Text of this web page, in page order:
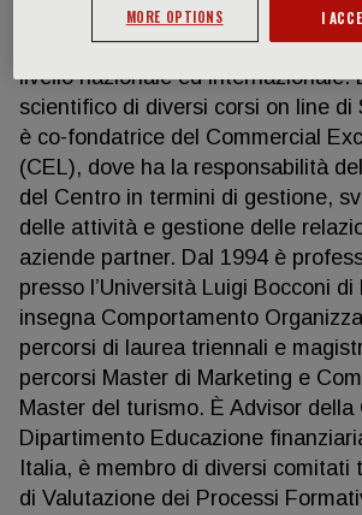
of Management e Direttore
custom riservati a executive di
livello nazionale ed internazionale.
scientifico di diversi corsi on line di
è co-fondatrice del Commercial
(CEL), dove ha la responsabilità
del Centro in termini di gestione,
delle attività e gestione delle
aziende partner. Dal 1994 è
presso l’Università Luigi Bocconi di
insegna Comportamento
percorsi di laurea triennali e
percorsi Master di Marketing e
Master del turismo. È Advisor della
Dipartimento Educazione
Italia, è membro di diversi comitati
di Valutazione dei Processi
MORE OPTIONS I